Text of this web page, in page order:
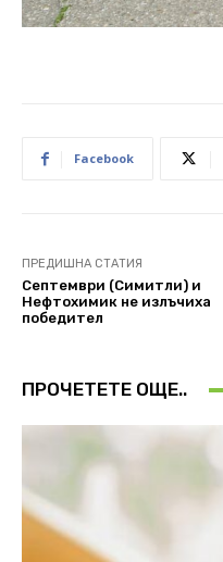
Facebook
ПРЕДИШНА СТАТИЯ
Септември (Симитли) и
Нефтохимик не излъчиха
победител
ПРОЧЕТЕТЕ ОЩЕ..